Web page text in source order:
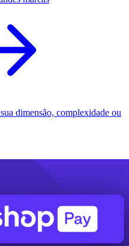
dimensão, complexidade ou